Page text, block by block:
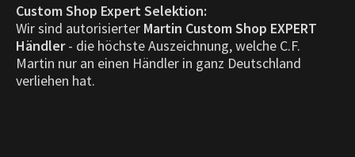
Custom Shop Expert Selektion:
Wir sind autorisierter Martin Custom Shop EXPERT
Händler- die höchste Auszeichnung, welche C.F.
Martin nur an einen Händler in ganz Deutschland
verliehen hat.